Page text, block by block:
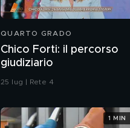
QUARTO GRADO
Chico Forti: il percorso
giudiziario
25 lug | Rete 4
1 MIN